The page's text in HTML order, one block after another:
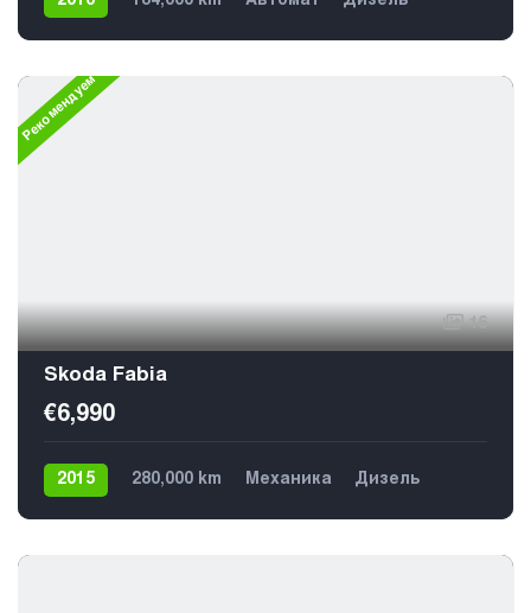
Рекомендуем
16
Skoda Fabia
€6,990
2015 280,000 km Механика
Дизель